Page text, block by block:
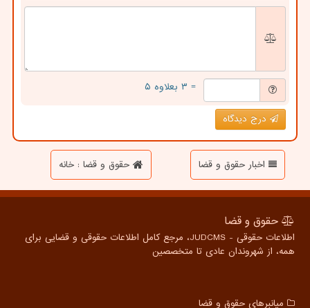
= ۳ بعلاوه ۵
درج دیدگاه
اخبار حقوق و قضا حقوق و قضا : خانه
حقوق و قضا
اطلاعات حقوقی - JUDCMS، مرجع کامل اطلاعات حقوقی و قضایی برای
همه، از شهروندان عادی تا متخصصین
میانبرهای حقوق و قضا